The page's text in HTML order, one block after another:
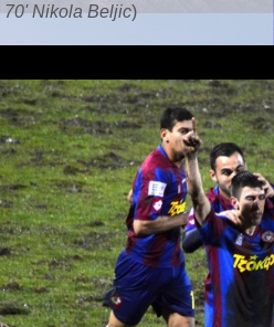
70' Nikola Beljic)